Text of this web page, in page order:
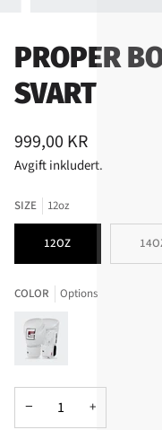
PROPER
SVART
999,00 KR
Avgift inkludert.
SIZE 12oz
12OZ
COLOR Options
− +